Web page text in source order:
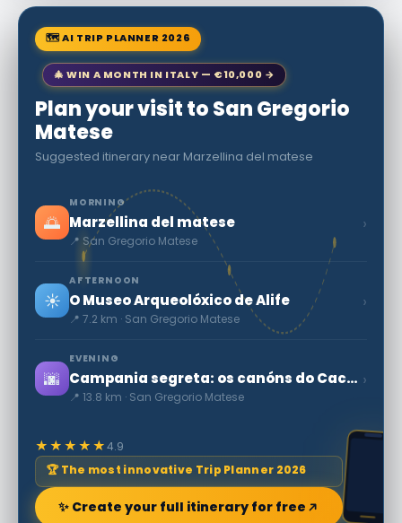
🗺 AI TRIP PLANNER 2026
🎄 WIN A MONTH IN ITALY — €10,000 →
Plan your visit to San Gregorio
Matese
Suggested itinerary near Marzellina del matese
🌅
MORNING
Marzellina del matese
📍 San Gregorio Matese
›
☀️
AFTERNOON
O Museo Arqueolóxico de Alife
📍 7.2 km · San Gregorio Matese
›
🌆
EVENING
Campania segreta: os canóns do Caccaviola
📍 13.8 km · San Gregorio Matese
›
★★★★★4.9
🏆 The most innovative Trip Planner 2026
✨ Create your full itinerary for free